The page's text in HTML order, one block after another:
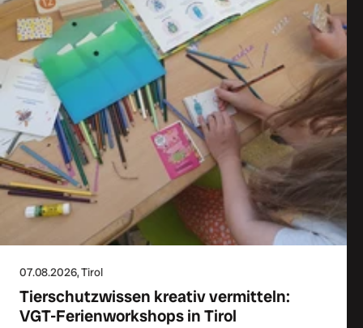
07.08.2026, Tirol
Tierschutzwissen kreativ vermitteln:
VGT-Ferienworkshops in Tirol